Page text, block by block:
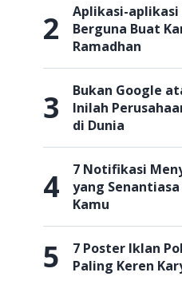
2
Aplikasi-aplikasi
Berguna Buat
Ramadhan
3
Bukan Google
Inilah
di Dunia
4
7 Notifikasi
yang
Kamu
5
7 Poster Iklan
Paling Keren